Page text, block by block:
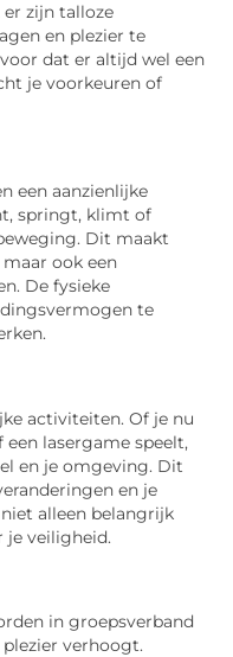
zijn talloze
en plezier te
dat er altijd wel een
je voorkeuren of
een aanzienlijke
springt, klimt of
Dit maakt
ook een
De fysieke
te
activiteiten. Of je nu
lasergame speelt,
en je omgeving. Dit
en je
alleen belangrijk
je veiligheid.
in groepsverband
verhoogt.